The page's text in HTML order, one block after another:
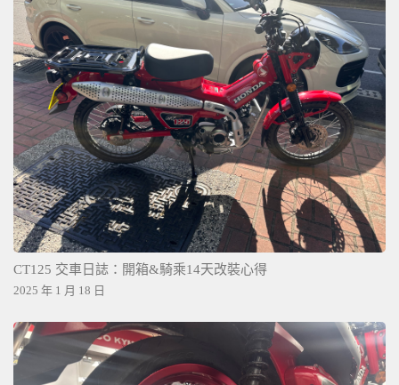
CT125 交車日誌：開箱&騎乘14天改裝心得
2025 年 1 月 18 日